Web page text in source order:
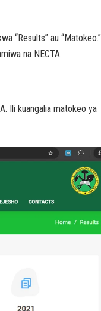
“Results” au “Matokeo.”
na NECTA.
Ili kuangalia matokeo ya